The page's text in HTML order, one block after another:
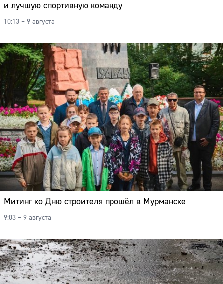
и лучшую спортивную команду
10:13 – 9 августа
Митинг ко Дню строителя прошёл в Мурманске
9:03 – 9 августа